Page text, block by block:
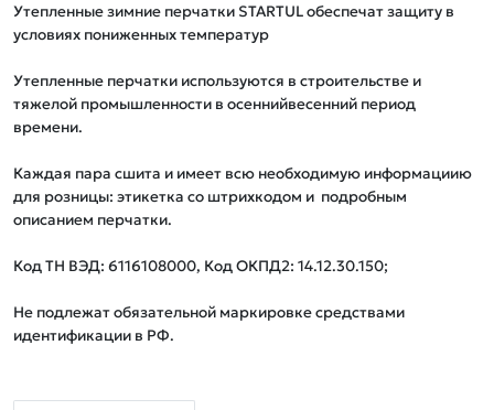
Утепленные зимние перчатки STARTUL обеспечат защиту в
условиях пониженных температур
Утепленные перчатки используются в строительстве и
тяжелой промышленности в осеннийвесенний период
времени.
Каждая пара сшита и имеет всю необходимую информациию
для розницы: этикетка со штрихкодом и  подробным
описанием перчатки.
Код ТН ВЭД: 6116108000, Код ОКПД2: 14.12.30.150;
Не подлежат обязательной маркировке средствами
идентификации в РФ.